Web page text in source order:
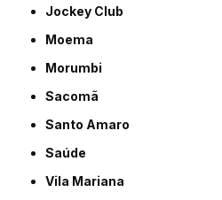
Jockey Club
Moema
Morumbi
Sacomã
Santo Amaro
Saúde
Vila Mariana